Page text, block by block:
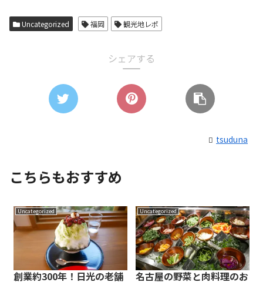
Uncategorized 福岡 観光地レポ
シェアする
tsuduna
こちらもおすすめ
Uncategorized
創業約300年！日光の老舗
Uncategorized
名古屋の野菜と肉料理のお